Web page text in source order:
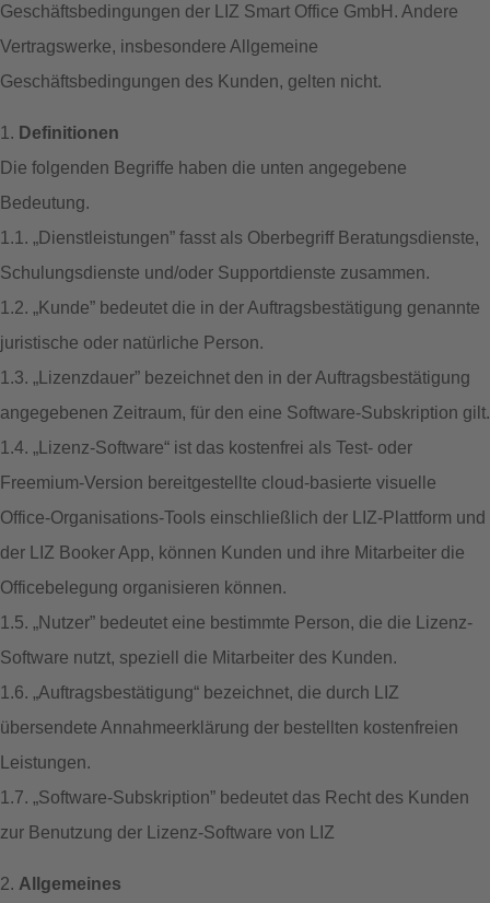
Geschäftsbedingungen der LIZ Smart Office GmbH. Andere
Vertragswerke, insbesondere Allgemeine
Geschäftsbedingungen des Kunden, gelten nicht.
1. Definitionen
Die folgenden Begriffe haben die unten angegebene
Bedeutung.
1.1. „Dienstleistungen” fasst als Oberbegriff Beratungsdienste,
Schulungsdienste und/oder Supportdienste zusammen.
1.2. „Kunde” bedeutet die in der Auftragsbestätigung genannte
juristische oder natürliche Person.
1.3. „Lizenzdauer” bezeichnet den in der Auftragsbestätigung
angegebenen Zeitraum, für den eine Software-Subskription gilt.
1.4. „Lizenz-Software“ ist das kostenfrei als Test- oder
Freemium-Version bereitgestellte cloud-basierte visuelle
Office-Organisations-Tools einschließlich der LIZ-Plattform und
der LIZ Booker App, können Kunden und ihre Mitarbeiter die
Officebelegung organisieren können.
1.5. „Nutzer” bedeutet eine bestimmte Person, die die Lizenz-
Software nutzt, speziell die Mitarbeiter des Kunden.
1.6. „Auftragsbestätigung“ bezeichnet, die durch LIZ
übersendete Annahmeerklärung der bestellten kostenfreien
Leistungen.
1.7. „Software-Subskription” bedeutet das Recht des Kunden
zur Benutzung der Lizenz-Software von LIZ
2. Allgemeines